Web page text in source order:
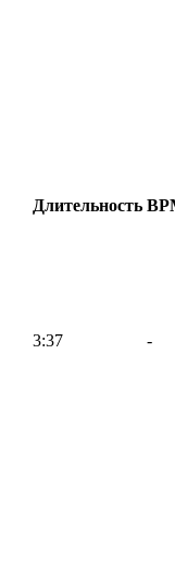
Длительность
3:37 -